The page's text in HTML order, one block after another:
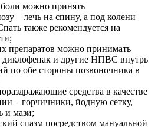
можно принять
– лечь на спину, а под колени
также рекомендуется на
препаратов можно принимать
диклофенак и другие НПВС внутрь
по обе стороны позвоночника в
средства в качестве
– горчичники, йодную сетку,
и мази;
спазм посредством мануальной